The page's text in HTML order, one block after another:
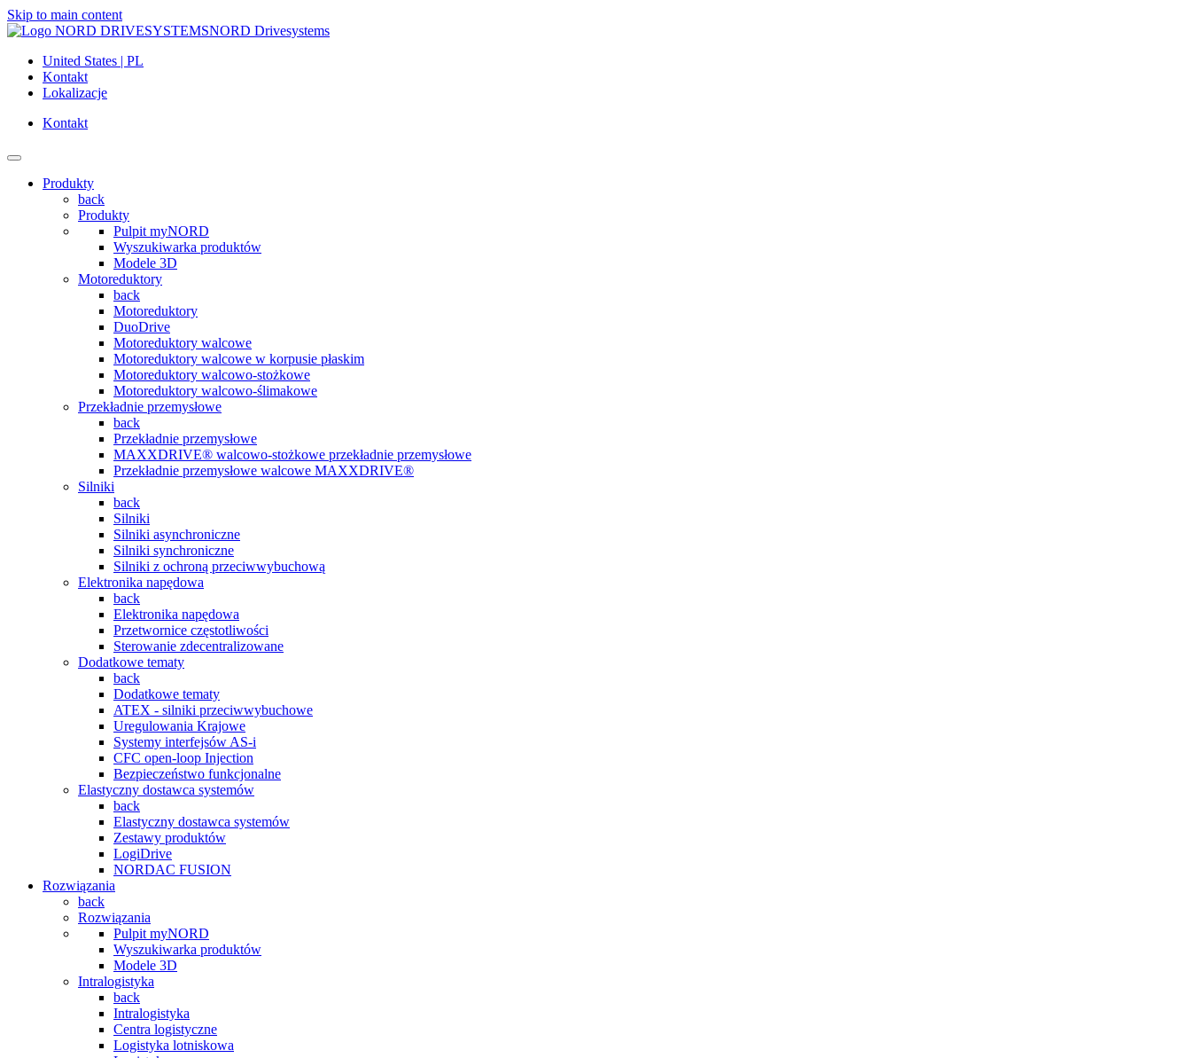
Skip to main content
NORD Drivesystems
United States | PL
Kontakt
Lokalizacje
Kontakt
Produkty
back
Produkty
Pulpit myNORD
Wyszukiwarka produktów
Modele 3D
Motoreduktory
back
Motoreduktory
DuoDrive
Motoreduktory walcowe
Motoreduktory walcowe w korpusie płaskim
Motoreduktory walcowo-stożkowe
Motoreduktory walcowo-ślimakowe
Przekładnie przemysłowe
back
Przekładnie przemysłowe
MAXXDRIVE® walcowo-stożkowe przekładnie przemysłowe
Przekładnie przemysłowe walcowe MAXXDRIVE®
Silniki
back
Silniki
Silniki asynchroniczne
Silniki synchroniczne
Silniki z ochroną przeciwwybuchową
Elektronika napędowa
back
Elektronika napędowa
Przetwornice częstotliwości
Sterowanie zdecentralizowane
Dodatkowe tematy
back
Dodatkowe tematy
ATEX - silniki przeciwwybuchowe
Uregulowania Krajowe
Systemy interfejsów AS-i
CFC open-loop Injection
Bezpieczeństwo funkcjonalne
Elastyczny dostawca systemów
back
Elastyczny dostawca systemów
Zestawy produktów
LogiDrive
NORDAC FUSION
Rozwiązania
back
Rozwiązania
Pulpit myNORD
Wyszukiwarka produktów
Modele 3D
Intralogistyka
back
Intralogistyka
Centra logistyczne
Logistyka lotniskowa